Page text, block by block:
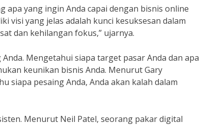
yang ingin Anda capai dengan bisnis online
visi yang jelas adalah kunci kesuksesan dalam
dan kehilangan fokus,” ujarnya.
Mengetahui siapa target pasar Anda dan apa
keunikan bisnis Anda. Menurut Gary
siapa pesaing Anda, Anda akan kalah dalam
Menurut Neil Patel, seorang pakar digital